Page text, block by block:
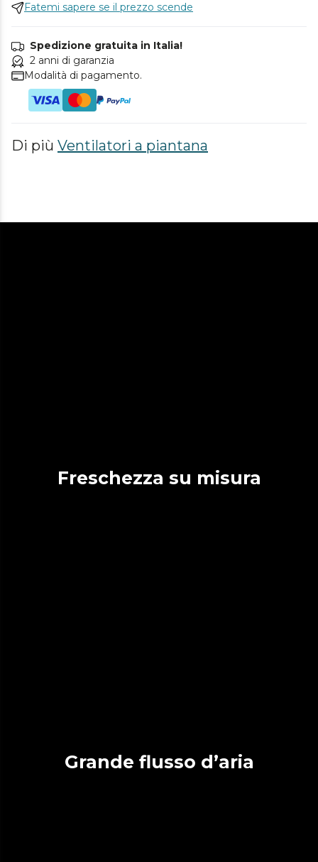
Fatemi sapere se il prezzo scende
Spedizione gratuita in Italia!
2 anni di garanzia
Modalità di pagamento.
Di più Ventilatori a piantana
Freschezza su misura
Grande flusso d’aria